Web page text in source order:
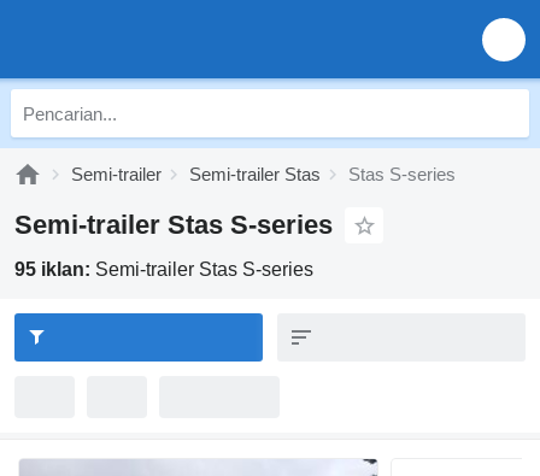
Semi-trailer Semi-trailer Stas Stas S-series
Semi-trailer Stas S-series
95 iklan: Semi-trailer Stas S-series